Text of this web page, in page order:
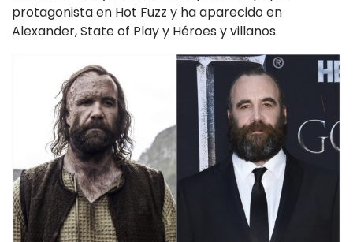
protagonista en Hot Fuzz y ha aparecido en
Alexander, State of Play y Héroes y villanos.